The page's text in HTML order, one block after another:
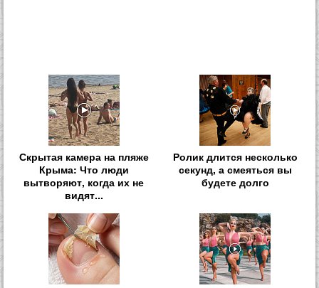
Скрытая камера на пляже
Крыма: Что люди
вытворяют, когда их не
видят...
Ролик длится несколько
секунд, а смеяться вы
будете долго